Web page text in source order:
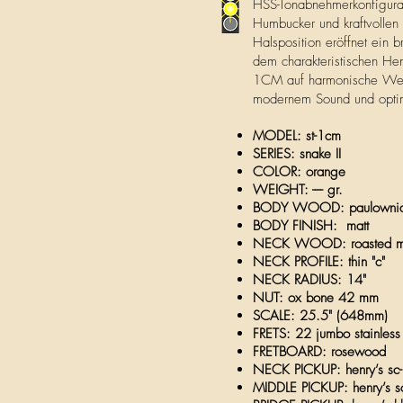
HSS-
Humbucker und
Halsposition eröffnet ein
dem charakteristischen
1CM auf harmonische
modernem Sound und
MODEL: st-1cm
SERIES: snake II
COLOR: orange
WEIGHT: ---- gr.
BODY WOOD:
BODY FINISH: matt
NECK WOOD: roasted
NECK PROFILE: thin "c"
NECK RADIUS: 14"
NUT: ox bone 42 mm
SCALE: 25.5" (648mm)
FRETS: 22 jumbo
FRETBOARD: rosewood
NECK PICKUP: henry’s
MIDDLE PICKUP: henry’s